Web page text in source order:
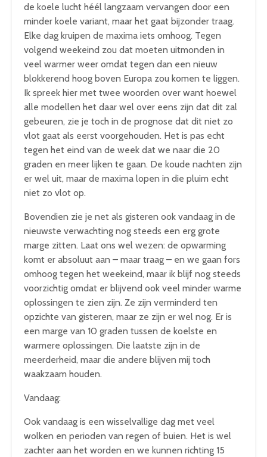
de koele lucht héél langzaam vervangen door een
minder koele variant, maar het gaat bijzonder traag.
Elke dag kruipen de maxima iets omhoog. Tegen
volgend weekeind zou dat moeten uitmonden in
veel warmer weer omdat tegen dan een nieuw
blokkerend hoog boven Europa zou komen te liggen.
Ik spreek hier met twee woorden over want hoewel
alle modellen het daar wel over eens zijn dat dit zal
gebeuren, zie je toch in de prognose dat dit niet zo
vlot gaat als eerst voorgehouden. Het is pas echt
tegen het eind van de week dat we naar die 20
graden en meer lijken te gaan. De koude nachten zijn
er wel uit, maar de maxima lopen in die pluim echt
niet zo vlot op.
Bovendien zie je net als gisteren ook vandaag in de
nieuwste verwachting nog steeds een erg grote
marge zitten. Laat ons wel wezen: de opwarming
komt er absoluut aan – maar traag – en we gaan fors
omhoog tegen het weekeind, maar ik blijf nog steeds
voorzichtig omdat er blijvend ook veel minder warme
oplossingen te zien zijn. Ze zijn verminderd ten
opzichte van gisteren, maar ze zijn er wel nog. Er is
een marge van 10 graden tussen de koelste en
warmere oplossingen. Die laatste zijn in de
meerderheid, maar die andere blijven mij toch
waakzaam houden.
Vandaag:
Ook vandaag is een wisselvallige dag met veel
wolken en perioden van regen of buien. Het is wel
zachter aan het worden en we kunnen richting 15